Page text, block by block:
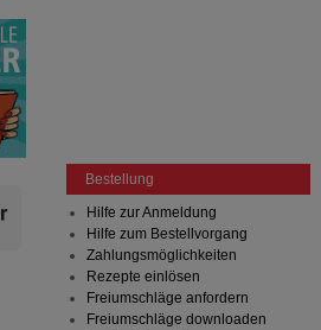
Bestellung
Hilfe zur Anmeldung
Hilfe zum Bestellvorgang
Zahlungsmöglichkeiten
Rezepte einlösen
Freiumschläge anfordern
Freiumschläge downloaden